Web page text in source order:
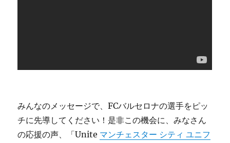
みんなのメッセージで、FCバルセロナの選手をピッ
チに先導してください！是非この機会に、みなさん
の応援の声、「Unite マンチェスター シティ ユニフ